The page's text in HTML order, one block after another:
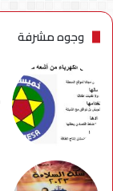
وجوه مشرفة